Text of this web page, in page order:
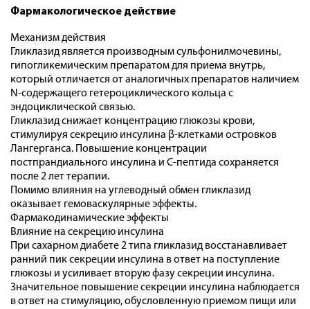
Фармакологическое действие
Механизм действия
Гликлазид является производным сульфонилмочевины,
гипогликемическим препаратом для приема внутрь,
который отличается от аналогичных препаратов наличием
N-содержащего гетероциклического кольца с
эндоциклической связью.
Гликлазид снижает концентрацию глюкозы крови,
стимулируя секрецию инсулина β-клетками островков
Лангерганса. Повышение концентрации
постпрандиального инсулина и С-пептида сохраняется
после 2 лет терапии.
Помимо влияния на углеводный обмен гликлазид
оказывает гемоваскулярные эффекты.
Фармакодинамические эффекты
Влияние на секрецию инсулина
При сахарном диабете 2 типа гликлазид восстанавливает
ранний пик секреции инсулина в ответ на поступление
глюкозы и усиливает вторую фазу секреции инсулина.
Значительное повышение секреции инсулина наблюдается
в ответ на стимуляцию, обусловленную приемом пищи или